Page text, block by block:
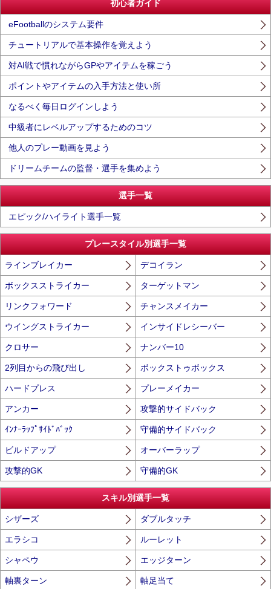
初心者ガイド
eFootballのシステム要件
チュートリアルで基本操作を覚えよう
対AI戦で慣れながらGPやアイテムを稼ごう
ポイントやアイテムの入手方法と使い所
なるべく毎日ログインしよう
中級者にレベルアップするためのコツ
他人のプレー動画を見よう
ドリームチームの監督・選手を集めよう
選手一覧
エピック/ハイライト選手一覧
プレースタイル別選手一覧
ラインブレイカー デコイラン
ボックスストライカー ターゲットマン
リンクフォワード チャンスメイカー
ウイングストライカー インサイドレシーバー
クロサー ナンバー10
2列目からの飛び出し ボックストゥボックス
ハードプレス プレーメイカー
アンカー 攻撃的サイドバック
ｲﾝﾅｰﾗｯﾌﾟｻｲﾄﾞﾊﾞｯｸ 守備的サイドバック
ビルドアップ オーバーラップ
攻撃的GK 守備的GK
スキル別選手一覧
シザーズ ダブルタッチ
エラシコ ルーレット
シャペウ エッジターン
軸裏ターン 軸足当て